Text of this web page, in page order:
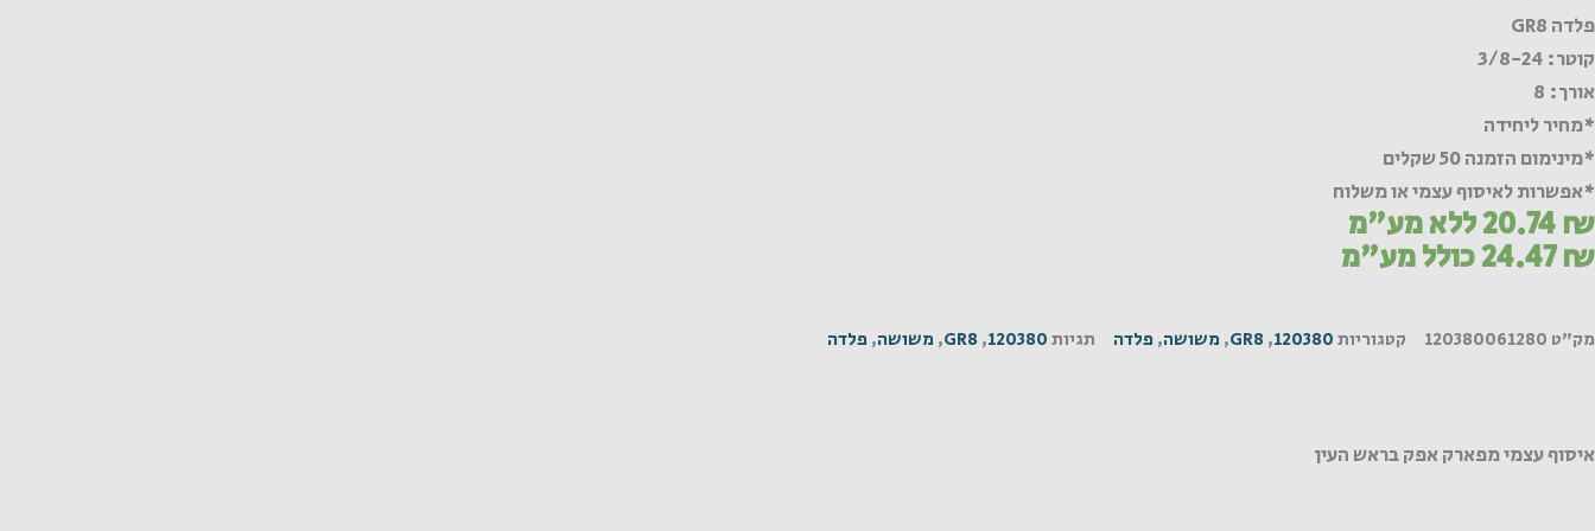
פלדה GR8
קוטר: 3/8-24
אורך: 8
*מחיר ליחידה
*מינימום הזמנה 50 שקלים
*אפשרות לאיסוף עצמי או משלוח
20.74₪ ללא מע"מ
24.47₪ כולל מע"מ
מק"ט 120380061280 קטגוריות120380
,
GR8
, משושה, פלדה תגיות120380
,
GR8
, משושה, פלדה
איסוף עצמי מפארק אפק בראש העין